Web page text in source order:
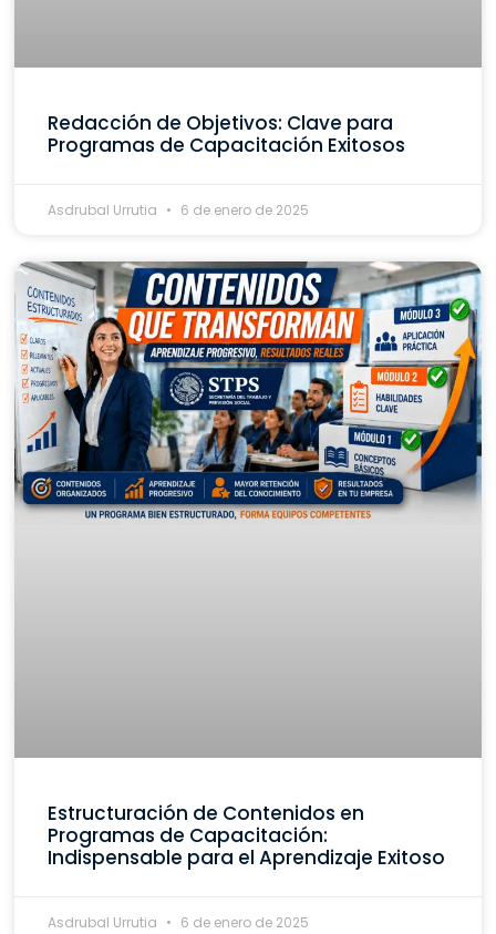
Redacción de Objetivos: Clave para
Programas de Capacitación Exitosos
Asdrubal Urrutia 6 de enero de 2025
Estructuración de Contenidos en
Programas de Capacitación:
Indispensable para el Aprendizaje Exitoso
Asdrubal Urrutia 6 de enero de 2025